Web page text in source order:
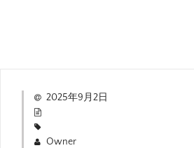
2025年9月2日
Owner